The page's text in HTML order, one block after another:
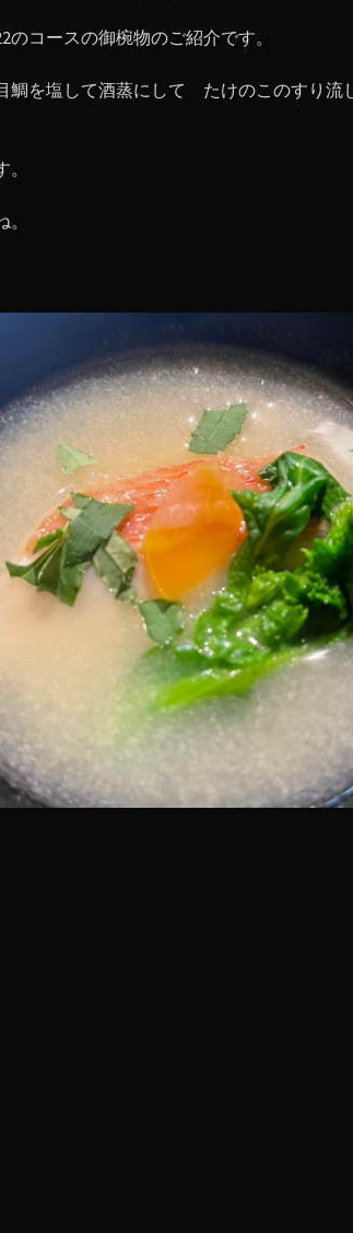
のコースの御椀物のご紹介です。
鯛を塩して酒蒸にして たけのこのすり流